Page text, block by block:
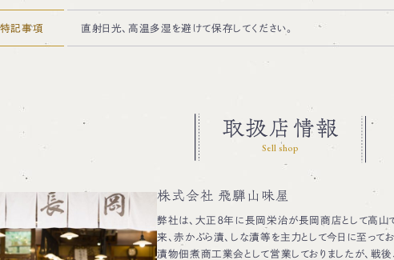
特記事項 直射日光、高温多湿を避けて保存してください。
取扱店情報
Sell shop
株式会社 飛騨山味屋
弊社は、大正８年に長岡栄治が長岡商店として高
来、赤かぶら漬、しな漬等を主力として今日に至って
漬物佃煮商工業会として営業しておりましたが、戦